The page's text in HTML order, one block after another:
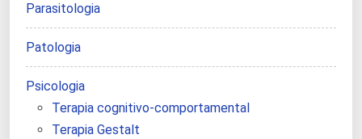
Parasitologia
Patologia
Psicologia
Terapia cognitivo-comportamental
Terapia Gestalt